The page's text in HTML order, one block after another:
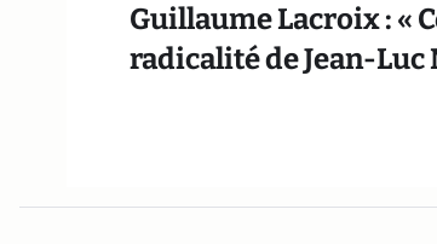
Guillaume Lacroix : «
radicalité de Jean-Luc